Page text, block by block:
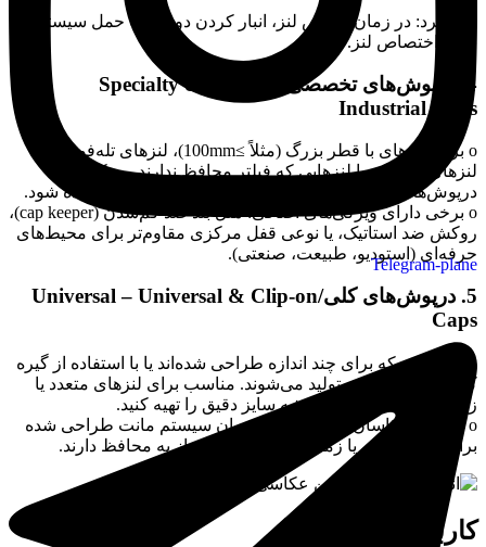
o کاربرد: در زمان تعویض لنز، انبار کردن دوربین یا حمل سیستم
بدون اختصاص لنز.
4. درپوش‌های تخصصی/صنعتی – Specialty &
Industrial Caps
o برای لنزهای با قطر بزرگ (مثلاً ≥100mm)، لنزهای تله‌فوتو،
لنزهای محیطی یا لنزهایی که فیلتر محافظ ندارند، ممکن است
درپوش‌های فلزی، پیچی سنگین، یا با تِتر (بند اتصال) استفاده شود.
o برخی دارای ویژگی‌های اضافی: مثل بند ضد گم‌شدن (cap keeper)،
روکش ضد استاتیک، یا نوعی قفل مرکزی مقاوم‌تر برای محیط‌های
حرفه‌ای (استودیو، طبیعت، صنعتی).
5. درپوش‌های کلی/Universal – Universal & Clip-on
Caps
o مدل‌هایی که برای چند اندازه طراحی شده‌اند یا با استفاده از گیره
کلیپ-آن یا بند ثابت تولید می‌شوند. مناسب برای لنزهای متعدد یا
زمانی که نمی‌خواهید همیشه سایز دقیق را تهیه کنید.
o کاربرد: عکاسان چندلنزی یا کاربران سیستم مانت طراحی شده
برای چندین برند، یا زمانی که به سرعت نیاز به محافظ دارند.
کاربرد درب لنز
Telegram-plane